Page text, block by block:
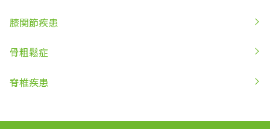
膝関節疾患
骨粗鬆症
脊椎疾患